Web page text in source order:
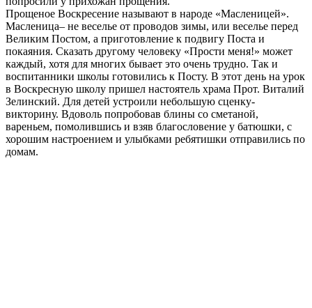
Прощеное Воскресение называют в народе «Масленицей».
Масленица– не веселье от проводов зимы, или веселье перед
Великим Постом, а приготовление к подвигу Поста и
покаяния. Сказать другому человеку «Прости меня!» может
каждый, хотя для многих бывает это очень трудно. Так и
воспитанники школы готовились к Посту. В этот день на урок
в Воскресную школу пришел настоятель храма Прот. Виталий
Зелинский. Для детей устроили небольшую сценку-
викторину. Вдоволь попробовав блины со сметаной,
вареньем, помолившись и взяв благословение у батюшки, с
хорошим настроением и улыбками ребятишки отправились по
домам.